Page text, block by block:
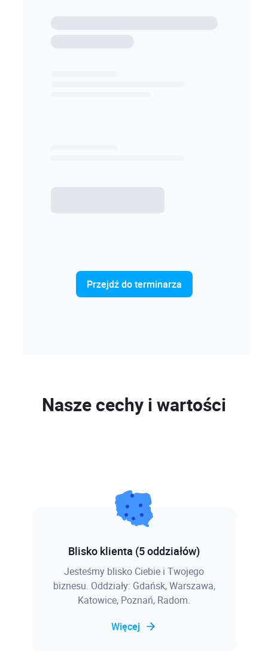
Przejdź do terminarza
Nasze cechy i wartości
Blisko klienta (5 oddziałów)
Jesteśmy blisko Ciebie i Twojego
biznesu. Oddziały: Gdańsk, Warszawa,
Katowice, Poznań, Radom.
Więcej